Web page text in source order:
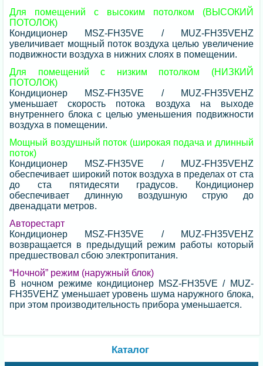
Для помещений с высоким потолком (ВЫСОКИЙ
ПОТОЛОК)
Кондиционер MSZ-FH35VE / MUZ-FH35VEHZ
увеличивает мощный поток воздуха целью увеличение
подвижности воздуха в нижних слоях в помещении.
Для помещений с низким потолком (НИЗКИЙ
ПОТОЛОК)
Кондиционер MSZ-FH35VE / MUZ-FH35VEHZ
уменьшает скорость потока воздуха на выходе
внутреннего блока с целью уменьшения подвижности
воздуха в помещении.
Мощный воздушный поток (широкая подача и длинный
поток)
Кондиционер MSZ-FH35VE / MUZ-FH35VEHZ
обеспечивает широкий поток воздуха в пределах от ста
до ста пятидесяти градусов. Кондиционер
обеспечивает длинную воздушную струю до
двенадцати метров.
Авторестарт
Кондиционер MSZ-FH35VE / MUZ-FH35VEHZ
возвращается в предыдущий режим работы который
предшествовал сбою электропитания.
“Ночной” режим (наружный блок)
В ночном режиме кондиционер MSZ-FH35VE / MUZ-
FH35VEHZ уменьшает уровень шума наружного блока,
при этом производительность прибора уменьшается.
Каталог